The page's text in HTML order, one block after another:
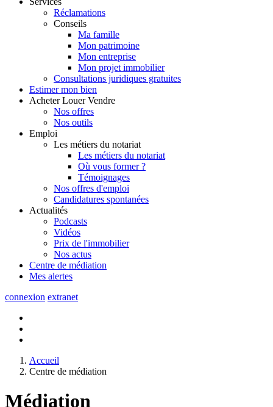
Réclamations
Conseils
Ma famille
Mon patrimoine
Mon entreprise
Mon projet immobilier
Consultations juridiques gratuites
Estimer mon bien
Acheter Louer Vendre
Nos offres
Nos outils
Emploi
Les métiers du notariat
Les métiers du notariat
Où vous former ?
Témoignages
Nos offres d'emploi
Candidatures spontanées
Actualités
Podcasts
Vidéos
Prix de l'immobilier
Nos actus
Centre de médiation
Mes alertes
connexion extranet
Accueil
Centre de médiation
Médiation